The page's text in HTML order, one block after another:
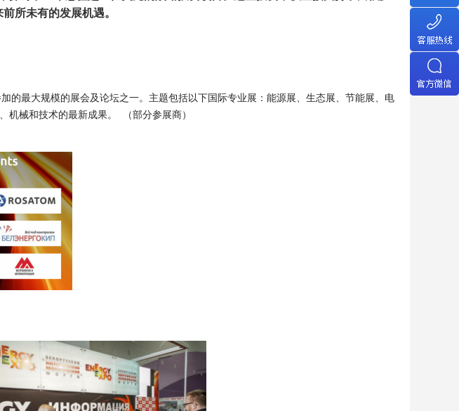
所未有的发展机遇。
的最大规模的展会及论坛之一。 主题包括以下国际专业展：能源展、生态展、节能展、电
机械和技术的最新成果。 （部分参展商）